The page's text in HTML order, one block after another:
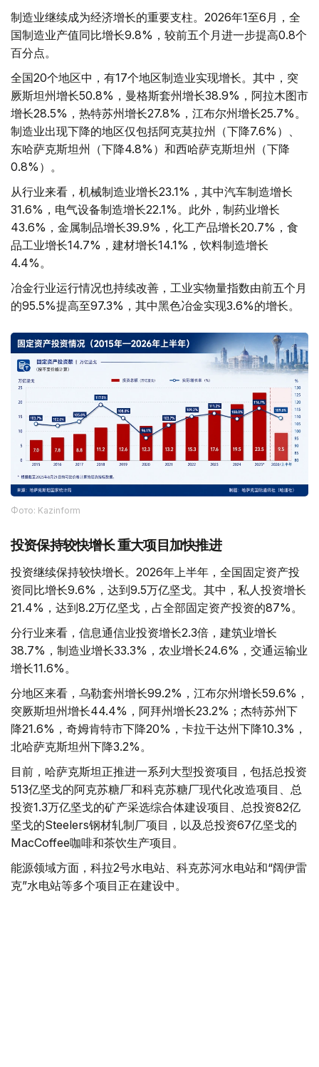
制造业继续成为经济增长的重要支柱。2026年1至6月，全
国制造业产值同比增长9.8%，较前五个月进一步提高0.8个
百分点。
全国20个地区中，有17个地区制造业实现增长。其中，突
厥斯坦州增长50.8%，曼格斯套州增长38.9%，阿拉木图市
增长28.5%，热特苏州增长27.8%，江布尔州增长25.7%。
制造业出现下降的地区仅包括阿克莫拉州（下降7.6%）、
东哈萨克斯坦州（下降4.8%）和西哈萨克斯坦州（下降
0.8%）。
从行业来看，机械制造业增长23.1%，其中汽车制造增长
31.6%，电气设备制造增长22.1%。此外，制药业增长
43.6%，金属制品增长39.9%，化工产品增长20.7%，食
品工业增长14.7%，建材增长14.1%，饮料制造增长
4.4%。
冶金行业运行情况也持续改善，工业实物量指数由前五个月
的95.5%提高至97.3%，其中黑色冶金实现3.6%的增长。
Фото: Kazinform
投资保持较快增长 重大项目加快推进
投资继续保持较快增长。2026年上半年，全国固定资产投
资同比增长9.6%，达到9.5万亿坚戈。其中，私人投资增长
21.4%，达到8.2万亿坚戈，占全部固定资产投资的87%。
分行业来看，信息通信业投资增长2.3倍，建筑业增长
38.7%，制造业增长33.3%，农业增长24.6%，交通运输业
增长11.6%。
分地区来看，乌勒套州增长99.2%，江布尔州增长59.6%，
突厥斯坦州增长44.4%，阿拜州增长23.2%；杰特苏州下
降21.6%，奇姆肯特市下降20%，卡拉干达州下降10.3%，
北哈萨克斯坦州下降3.2%。
目前，哈萨克斯坦正推进一系列大型投资项目，包括总投资
513亿坚戈的阿克苏糖厂和科克苏糖厂现代化改造项目、总
投资1.3万亿坚戈的矿产采选综合体建设项目、总投资82亿
坚戈的Steelers钢材轧制厂项目，以及总投资67亿坚戈的
MacCoffee咖啡和茶饮生产项目。
能源领域方面，科拉2号水电站、科克苏河水电站和“阔伊雷
克”水电站等多个项目正在建设中。